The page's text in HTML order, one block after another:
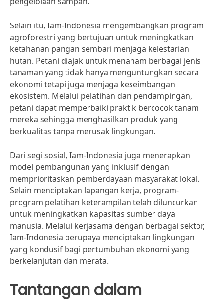
Selain itu, Iam-Indonesia mengembangkan program
agroforestri yang bertujuan untuk meningkatkan
ketahanan pangan sembari menjaga kelestarian
hutan. Petani diajak untuk menanam berbagai jenis
tanaman yang tidak hanya menguntungkan secara
ekonomi tetapi juga menjaga keseimbangan
ekosistem. Melalui pelatihan dan pendampingan,
petani dapat memperbaiki praktik bercocok tanam
mereka sehingga menghasilkan produk yang
berkualitas tanpa merusak lingkungan.
Dari segi sosial, Iam-Indonesia juga menerapkan
model pembangunan yang inklusif dengan
memprioritaskan pemberdayaan masyarakat lokal.
Selain menciptakan lapangan kerja, program-
program pelatihan keterampilan telah diluncurkan
untuk meningkatkan kapasitas sumber daya
manusia. Melalui kerjasama dengan berbagai sektor,
Iam-Indonesia berupaya menciptakan lingkungan
yang kondusif bagi pertumbuhan ekonomi yang
berkelanjutan dan merata.
Tantangan dalam